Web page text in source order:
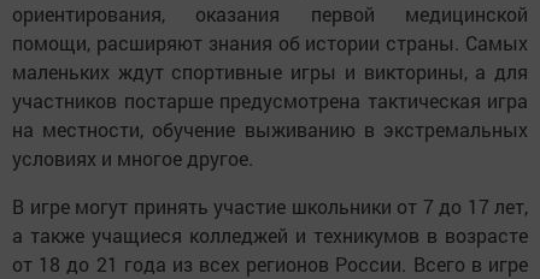
ориентирования, оказания первой медицинской
помощи, расширяют знания об истории страны. Самых
маленьких ждут спортивные игры и викторины, а для
участников постарше предусмотрена тактическая игра
на местности, обучение выживанию в экстремальных
условиях и многое другое.
В игре могут принять участие школьники от 7 до 17 лет,
а также учащиеся колледжей и техникумов в возрасте
от 18 до 21 года из всех регионов России. Всего в игре